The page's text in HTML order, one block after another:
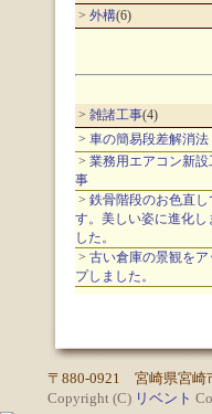
> 外構(6)
> 雑諸工事(4)
> 車の簡易段差解消法
> 業務用エアコン新設
事
> 鉄骨階段のお色直し
す。美しい姿に進化し
した。
> 古い倉庫の景観をア
プしました。
〒880-0921 宮崎県宮崎
Copyright (C) リベント